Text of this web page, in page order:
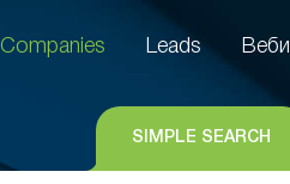
Companies
Leads
SIMPLE SEARCH